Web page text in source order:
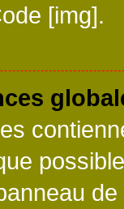
[img].